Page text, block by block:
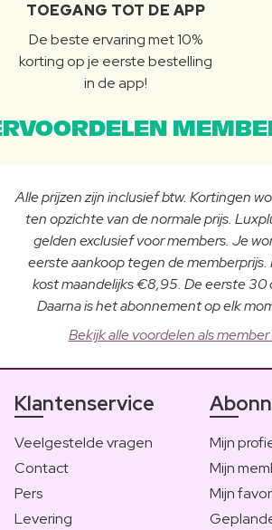
TOEGANG TOT DE APP
De beste ervaring met 10%
korting op je eerste bestelling
in de app!
Alle prijzen zijn inclusief btw. Kortingen
ten opzichte van de normale prijs.
gelden exclusief voor members. Je
eerste aankoop tegen de
kost maandelijks €8,95. De eerste 30
Daarna is het abonnement op elk
Bekijk alle voordelen als
Klantenservice
Veelgestelde vragen
Contact
Pers
Levering
Mijn
Mijn
Mijn